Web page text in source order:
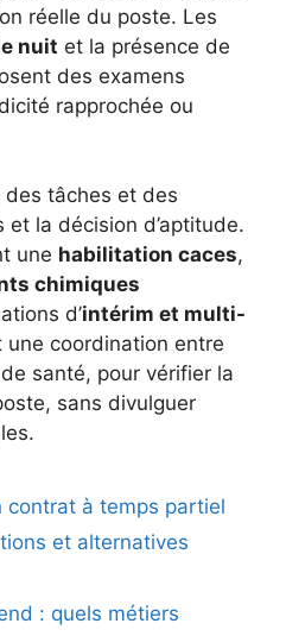
réelle du poste. Les
nuit et la présence de
des examens
rapprochée ou
tâches et des
la décision d’aptitude.
une habilitation caces,
chimiques
d’intérim et multi-
une coordination entre
santé, pour vérifier la
sans divulguer
contrat à temps partiel
et alternatives
: quels métiers